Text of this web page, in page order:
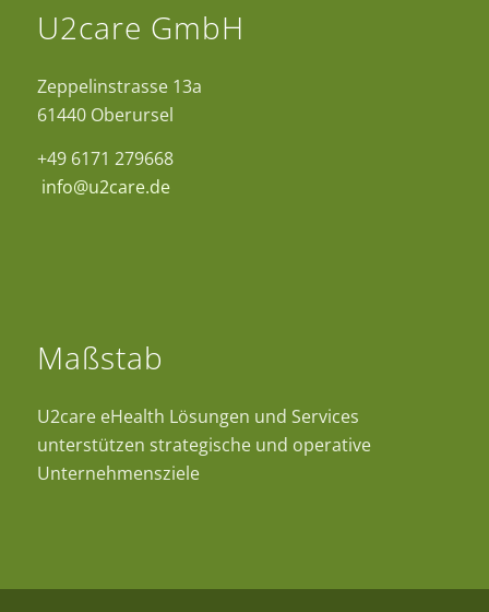
U2care GmbH
Zeppelinstrasse 13a
61440 Oberursel
+49 6171 279668
info@u2care.de
Maßstab
U2care eHealth Lösungen und Services
unterstützen strategische und operative
Unternehmensziele